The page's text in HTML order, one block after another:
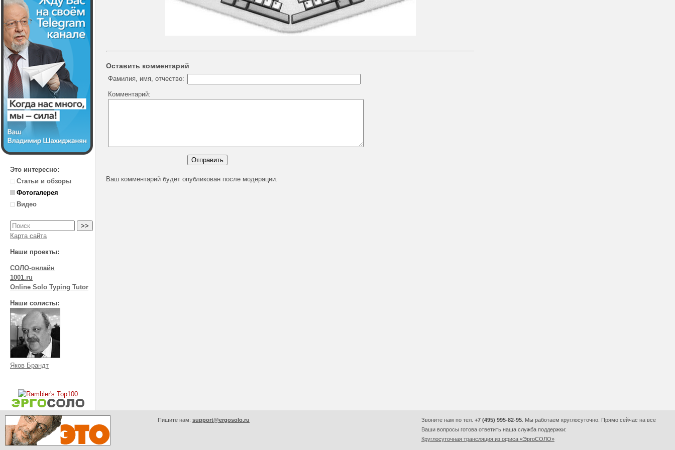
Это интересно:
Статьи и обзоры
Фотогалерея
Видео
Карта сайта
Наши проекты:
СОЛО-онлайн
1001.ru
Online Solo Typing Tutor
Наши солисты:
Яков Брандт
Оставить комментарий
Фамилия, имя, отчество:
Комментарий:
Ваш комментарий будет опубликован после модерации.
Пишите нам: support@ergosolo.ru Звоните нам по тел. +7 (495) 995-82-95 . Мы работаем круглосуточно. Прямо сейчас на все
Ваши вопросы готова ответить наша служба поддержки:
Круглосуточная трансляция из офиса «ЭргоСОЛО»